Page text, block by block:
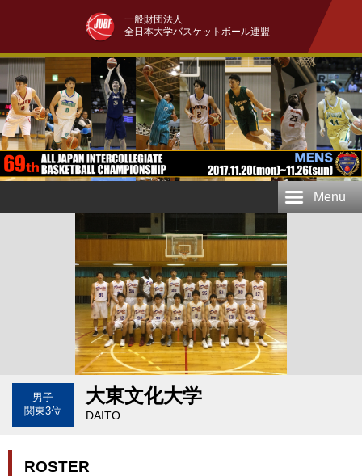
一般財団法人
全日本大学バスケットボール連盟
Menu
男子
関東3位
大東文化大学
DAITO
ROSTER